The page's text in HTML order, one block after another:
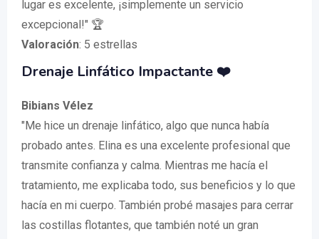
lugar es excelente, ¡simplemente un servicio
excepcional!" 🏆
Valoración: 5 estrellas
Drenaje Linfático Impactante ❤️
Bibians Vélez
"Me hice un drenaje linfático, algo que nunca había
probado antes. Elina es una excelente profesional que
transmite confianza y calma. Mientras me hacía el
tratamiento, me explicaba todo, sus beneficios y lo que
hacía en mi cuerpo. También probé masajes para cerrar
las costillas flotantes, que también noté un gran